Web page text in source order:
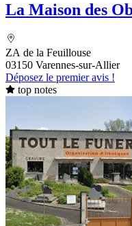
La Maison des
ZA de la Feuillouse
03150 Varennes-sur-Allier
Déposez le premier avis !
top notes